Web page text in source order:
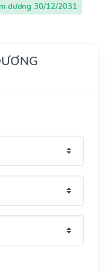
dương 30/12/2031